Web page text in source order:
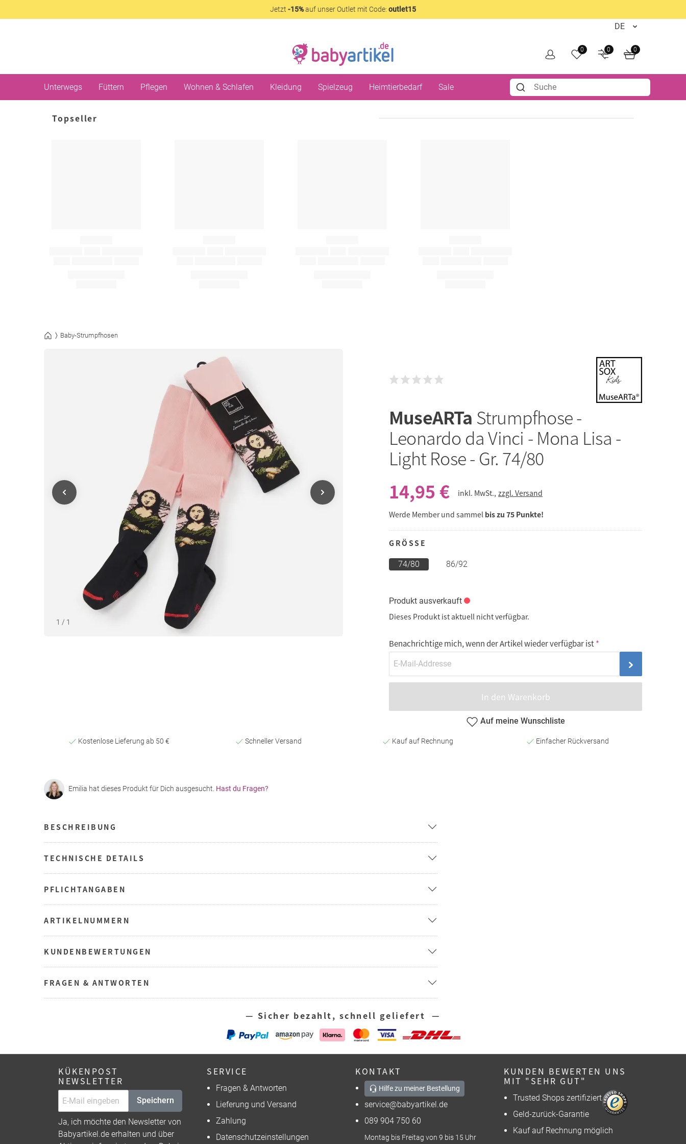
Jetzt -15%auf unser Outlet mit Code: outlet15
0 0 0
Unterwegs Füttern Pflegen Wohnen & Schlafen Kleidung Spielzeug Heimtierbedarf Sale
Topseller
Baby-Strumpfhosen
1 / 1
MuseARTa Strumpfhose -
Leonardo da Vinci - Mona Lisa -
Light Rose - Gr. 74/80
14,95 €
inkl. MwSt., zzgl. Versand
Werde Member und sammel bis zu 75 Punkte!
GRÖSSE
74/80 86/92
Produkt ausverkauft
Dieses Produkt ist aktuell nicht verfügbar.
Benachrichtige mich, wenn der Artikel wieder verfügbar ist
In den Warenkorb
Auf meine Wunschliste
Kostenlose Lieferung ab 50 € Schneller Versand Kauf auf Rechnung Einfacher Rückversand
Emilia hat dieses Produkt für Dich ausgesucht. Hast du Fragen?
BESCHREIBUNG
TECHNISCHE DETAILS
PFLICHTANGABEN
ARTIKELNUMMERN
KUNDENBEWERTUNGEN
FRAGEN & ANTWORTEN
— Sicher bezahlt, schnell geliefert —
KÜKENPOST
NEWSLETTER
Speichern
Ja, ich möchte den Newsletter von
Babyartikel.de erhalten und über
SERVICE
Fragen & Antworten
Lieferung und Versand
Zahlung
Datenschutzeinstellungen
KONTAKT
Hilfe zu meiner Bestellung
service@babyartikel.de
089 904 750 60
Montag bis Freitag von 9 bis 15 Uhr
KUNDEN BEWERTEN UNS
MIT "SEHR GUT"
Trusted Shops zertifiziert
Geld-zurück-Garantie
Kauf auf Rechnung möglich